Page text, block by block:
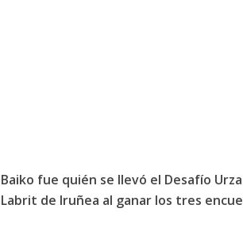
Baiko fue quién se llevó el Desafío
Labrit de Iruñea al ganar los tres